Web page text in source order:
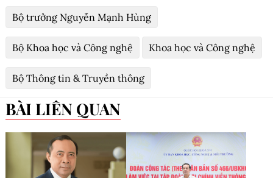
Bộ trưởng Nguyễn Mạnh Hùng
Bộ Khoa học và Công nghệ Khoa học và Công nghệ
Bộ Thông tin & Truyền thông
BÀI LIÊN QUAN